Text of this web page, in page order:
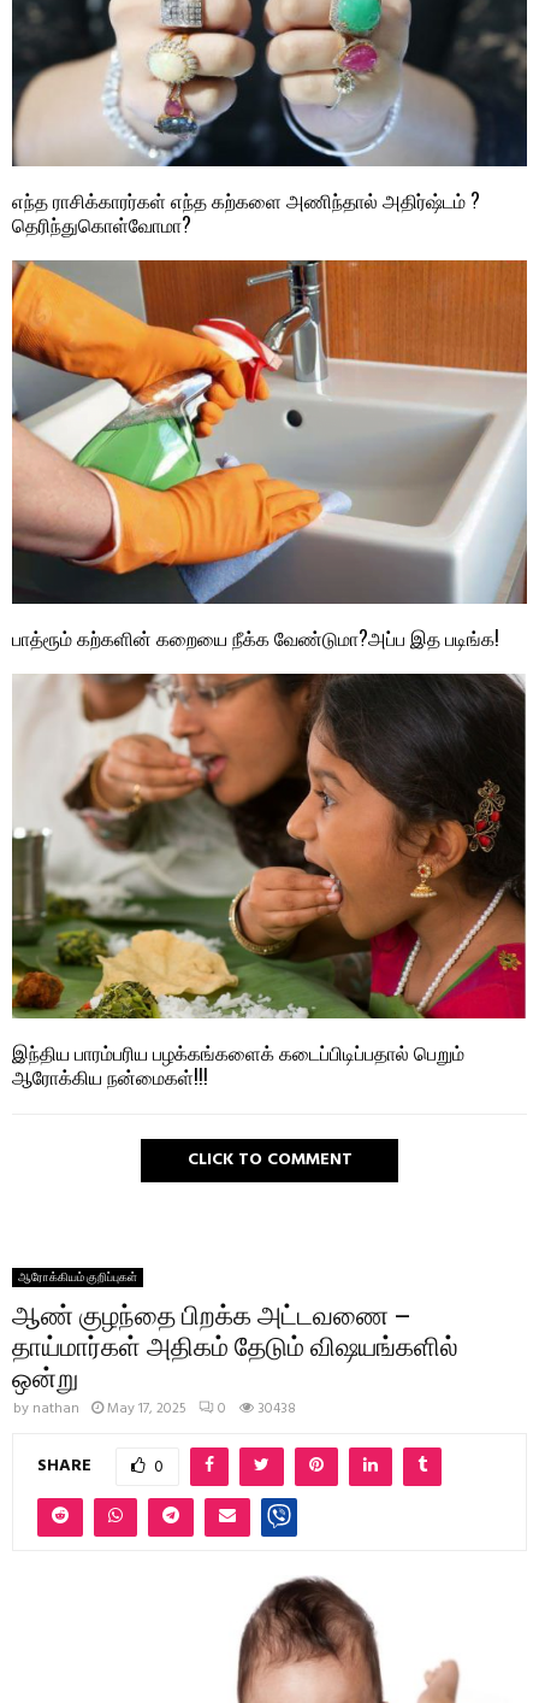
எந்த ராசிக்காரர்கள் எந்த கற்களை அணிந்தால் அதிர்ஷ்டம் ?
தெரிந்துகொள்வோமா?
பாத்ரூம் கற்களின் கறையை நீக்க வேண்டுமா?அப்ப இத படிங்க!
இந்திய பாரம்பரிய பழக்கங்களைக் கடைப்பிடிப்பதால் பெறும்
ஆரோக்கிய நன்மைகள்!!!
CLICK TO COMMENT
ஆரோக்கியம் குறிப்புகள்
ஆண் குழந்தை பிறக்க அட்டவணை –
தாய்மார்கள் அதிகம் தேடும் விஷயங்களில்
ஒன்று
by nathan May 17, 2025 0 30438
SHARE 0